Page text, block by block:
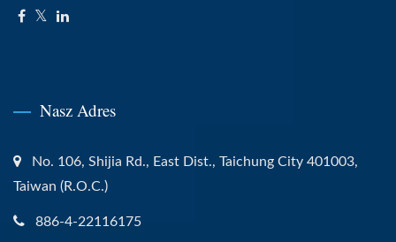
Nasz Adres
No. 106, Shijia Rd., East Dist., Taichung City 401003,
Taiwan (R.O.C.)
886-4-22116175